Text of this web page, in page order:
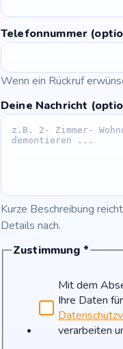
Telefonnummer
Wenn ein Rückruf
Deine Nachricht
Kurze Beschreibung
Details nach.
Zustimmung *
Mit dem
Ihre Daten
verarbeiten